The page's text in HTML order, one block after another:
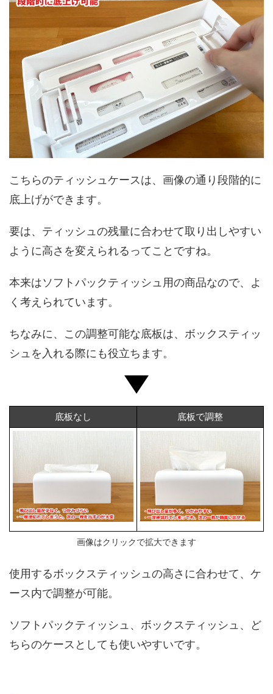
こちらのティッシュケースは、画像の通り段階的に
底上げができます。
要は、ティッシュの残量に合わせて取り出しやすい
ように高さを変えられるってことですね。
本来はソフトパックティッシュ用の商品なので、よ
く考えられています。
ちなみに、この調整可能な底板は、ボックスティッ
シュを入れる際にも役立ちます。
底板なし 底板で調整
画像はクリックで拡大できます
使用するボックスティッシュの高さに合わせて、ケ
ース内で調整が可能。
ソフトパックティッシュ、ボックスティッシュ、ど
ちらのケースとしても使いやすいです。